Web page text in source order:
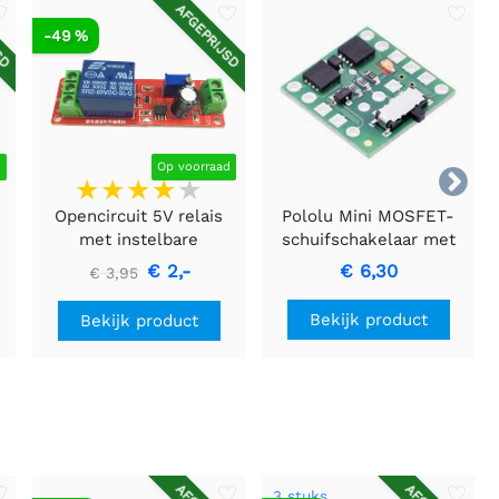

AFGEPRIJSD
Op voorraad
-49 %
Opencircuit 5V relais
met instelbare
vertraging (0S - 10S)
€ 3,95 € 2,-
Bekijk product
Pololu Mini MOSFET-
schuifschakelaar met
omgekeerde
spanningsbeveiliging, LV
€ 6,30
Bekijk product
3 stuks